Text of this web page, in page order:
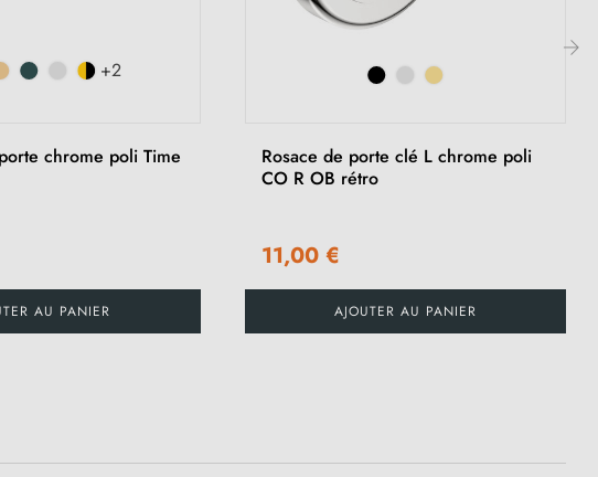
+2
chrome poli Time
AU PANIER
Rosace de porte clé L chrome poli
CO R OB rétro
11,00 €
AJOUTER AU PANIER